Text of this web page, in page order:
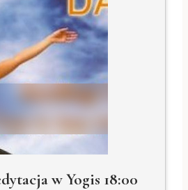
w Yogis 18:00